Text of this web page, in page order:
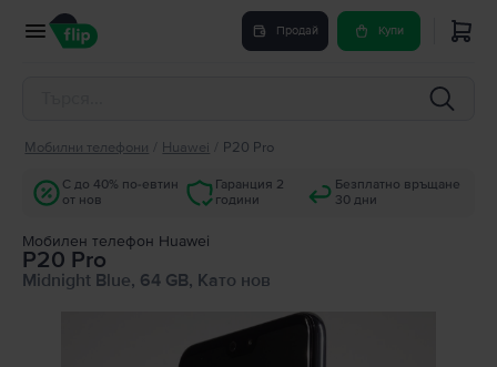
Продай Купи
Мобилни телефони Huawei P20 Pro
С до 40% по-евтин
от нов
Гаранция 2
години
Безплатно връщане
30 дни
Мобилен телефон Huawei
P20 Pro
Midnight Blue, 64 GB, Като нов